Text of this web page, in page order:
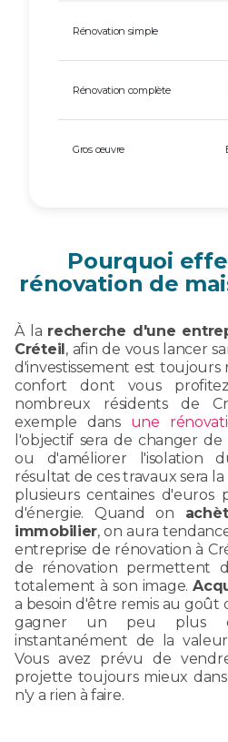
Rénovation simple
Rénovation complète
Gros œuvre
Pourquoi
rénovation de
À la recherche d'une
Créteil, afin de vous lancer
d'investissement est toujours
confort dont vous
nombreux résidents de
exemple dans une
l'objectif sera de changer
ou d'améliorer l'isolation
résultat de ces travaux sera
plusieurs centaines d'euros
d'énergie. Quand on
immobilier, on aura
entreprise de rénovation à
de rénovation permettent
totalement à son image.
a besoin d'être remis au goût
gagner un peu plus
instantanément de la
Vous avez prévu de
projette toujours mieux
n'y a rien à faire.